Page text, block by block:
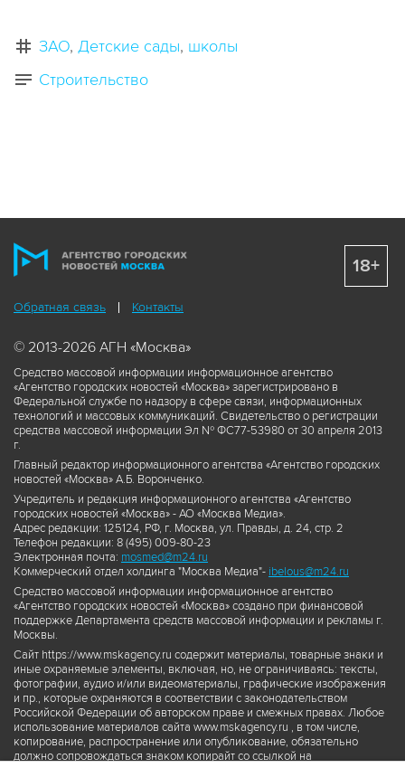
ЗАО Детские сады школы
Строительство
Обратная связь Контакты
© 2013-2026 АГН «Москва»
Средство массовой информации информационное агентство
«Агентство городских новостей «Москва» зарегистрировано в
Федеральной службе по надзору в сфере связи, информационных
технологий и массовых коммуникаций. Свидетельство о регистрации
средства массовой информации Эл № ФС77-53980 от 30 апреля 2013
г.
Главный редактор информационного агентства «Агентство городских
новостей «Москва» А.Б. Воронченко.
Учредитель и редакция информационного агентства «Агентство
городских новостей «Москва» - АО «Москва Медиа».
Адрес редакции: 125124, РФ, г. Москва, ул. Правды, д. 24, стр. 2
Телефон редакции: 8 (495) 009-80-23
Электронная почта: mosmed@m24.ru
Коммерческий отдел холдинга "Москва Медиа"- ibelous@m24.ru
Средство массовой информации информационное агентство
«Агентство городских новостей «Москва» создано при финансовой
поддержке Департамента средств массовой информации и рекламы г.
Москвы.
Сайт https://www.mskagency.ru содержит материалы, товарные знаки и
иные охраняемые элементы, включая, но, не ограничиваясь: тексты,
фотографии, аудио и/или видеоматериалы, графические изображения
и пр., которые охраняются в соответствии с законодательством
Российской Федерации об авторском праве и смежных правах. Любое
использование материалов сайта www.mskagency.ru , в том числе,
копирование, распространение или опубликование, обязательно
должно сопровождаться знаком копирайт со ссылкой на
18+